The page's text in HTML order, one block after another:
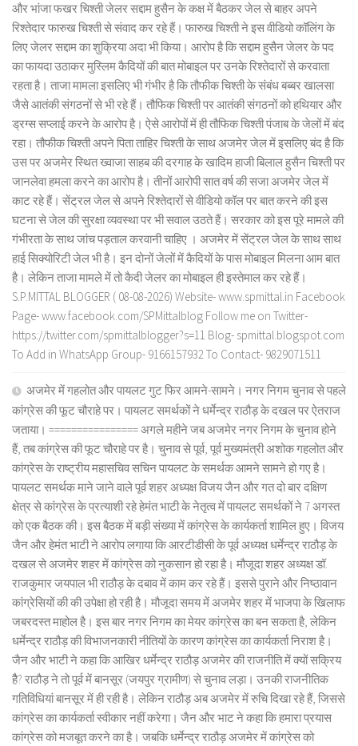
और भांजा फखर चिश्ती जेलर सद्दाम हुसैन के कक्ष में बैठकर जेल से बाहर अपने
रिश्तेदार फारुख चिश्ती से संवाद कर रहे हैं। फारुख चिश्ती ने इस वीडियो कॉलिंग के
लिए जेलर सद्दाम का शुक्रिया अदा भी किया। आरोप है कि सद्दाम हुसैन जेलर के पद
का फायदा उठाकर मुस्लिम कैदियों की बात मोबाइल पर उनके रिश्तेदारों से करवाता
रहता है। ताजा मामला इसलिए भी गंभीर है कि तौफीक चिश्ती के संबंध बब्बर खालसा
जैसे आतंकी संगठनों से भी रहे हैं। तौफिक चिश्ती पर आतंकी संगठनों को हथियार और
ड्रग्स सप्लाई करने के आरोप है। ऐसे आरोपों में ही तौफिक चिश्ती पंजाब के जेलों में बंद
रहा। तौफीक चिश्ती अपने पिता ताहिर चिश्ती के साथ अजमेर जेल में इसलिए बंद है कि
उस पर अजमेर स्थित ख्वाजा साहब की दरगाह के खादिम हाजी बिलाल हुसैन चिश्ती पर
जानलेवा हमला करने का आरोप है। तीनों आरोपी सात वर्ष की सजा अजमेर जेल में
काट रहे हैं। सेंट्रल जेल से अपने रिश्तेदारों से वीडियो कॉल पर बात करने की इस
घटना से जेल की सुरक्षा व्यवस्था पर भी सवाल उठते हैं। सरकार को इस पूरे मामले की
गंभीरता के साथ जांच पड़ताल करवानी चाहिए । अजमेर में सेंट्रल जेल के साथ साथ
हाई सिक्योरिटी जेल भी है। इन दोनों जेलों में कैदियों के पास मोबाइल मिलना आम बात
है। लेकिन ताजा मामले में तो कैदी जेलर का मोबाइल ही इस्तेमाल कर रहे हैं।
S.P.MITTAL BLOGGER ( 08-08-2026) Website- www.spmittal.in Facebook
Page- www.facebook.com/SPMittalblog Follow me on Twitter-
https://twitter.com/spmittalblogger?s=11 Blog- spmittal.blogspot.com
To Add in WhatsApp Group- 9166157932 To Contact- 9829071511
अजमेर में गहलोत और पायलट गुट फिर आमने-सामने। नगर निगम चुनाव से पहले
कांग्रेस की फूट चौराहे पर। पायलट समर्थकों ने धर्मेन्द्र राठौड़ के दखल पर ऐतराज
जताया। ================ अगले महीने जब अजमेर नगर निगम के चुनाव होने
हैं, तब कांग्रेस की फूट चौराहे पर है। चुनाव से पूर्व, पूर्व मुख्यमंत्री अशोक गहलोत और
कांग्रेस के राष्ट्रीय महासचिव सचिन पायलट के समर्थक आमने सामने हो गए है।
पायलट समर्थक माने जाने वाले पूर्व शहर अध्यक्ष विजय जैन और गत दो बार दक्षिण
क्षेत्र से कांग्रेस के प्रत्याशी रहे हेमंत भाटी के नेतृत्व में पायलट समर्थकों ने 7 अगस्त
को एक बैठक की। इस बैठक में बड़ी संख्या में कांग्रेस के कार्यकर्ता शामिल हुए। विजय
जैन और हेमंत भाटी ने आरोप लगाया कि आरटीडीसी के पूर्व अध्यक्ष धर्मेन्द्र राठौड़ के
दखल से अजमेर शहर में कांग्रेस को नुकसान हो रहा है। मौजूदा शहर अध्यक्ष डॉ.
राजकुमार जयपाल भी राठौड़ के दबाव में काम कर रहे हैं। इससे पुराने और निष्ठावान
कांग्रेसियों की की उपेक्षा हो रही है। मौजूदा समय में अजमेर शहर में भाजपा के खिलाफ
जबरदस्त माहोल है। इस बार नगर निगम का मेयर कांग्रेस का बन सकता है, लेकिन
धर्मेन्द्र राठौड़ की विभाजनकारी नीतियों के कारण कांग्रेस का कार्यकर्ता निराश है।
जैन और भाटी ने कहा कि आखिर धर्मेन्द्र राठौड़ अजमेर की राजनीति में क्यों सक्रिय
हैै? राठौड़ ने तो पूर्व में बानसूर (जयपुर ग्रामीण) से चुनाव लड़ा। उनकी राजनीतिक
गतिविधियां बानसूर में ही रही है। लेकिन राठौड़ अब अजमेर में रुचि दिखा रहे हैं, जिससे
कांग्रेस का कार्यकर्ता स्वीकार नहीं करेगा। जैन और भाट ने कहा कि हमारा प्रयास
कांग्रेस को मजबूत करने का है। जबकि धर्मेन्द्र राठौड़ अजमेर में कांग्रेस को